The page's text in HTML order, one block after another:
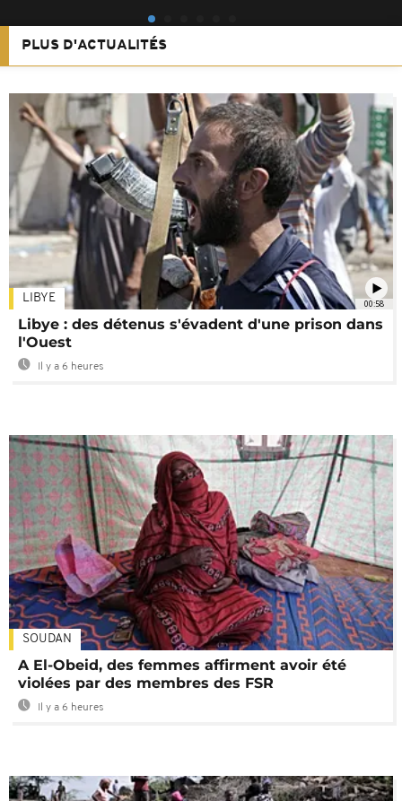
PLUS D'ACTUALITÉS
00:58
LIBYE
Libye : des détenus s'évadent d'une prison dans
l'Ouest
Il y a 6 heures
SOUDAN
A El-Obeid, des femmes affirment avoir été
violées par des membres des FSR
Il y a 6 heures